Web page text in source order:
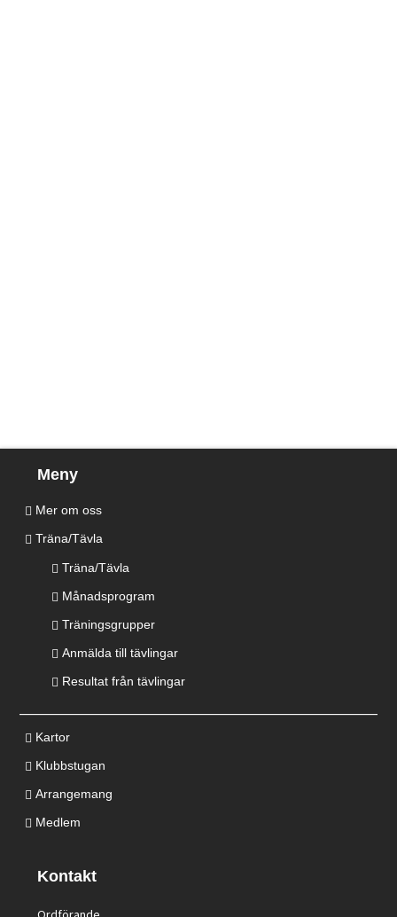
Meny
Mer om oss
Träna/Tävla
Träna/Tävla
Månadsprogram
Träningsgrupper
Anmälda till tävlingar
Resultat från tävlingar
Kartor
Klubbstugan
Arrangemang
Medlem
Kontakt